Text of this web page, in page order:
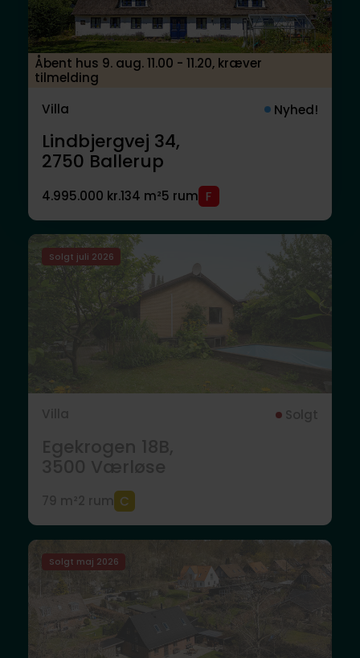
Åbent hus 9. aug. 11.00 - 11.20, kræver
tilmelding
Villa
Nyhed!
Lindbjergvej 34,
2750 Ballerup
4.995.000 kr.134 m²5 rum
Solgt juli 2026
Solgt maj 2026